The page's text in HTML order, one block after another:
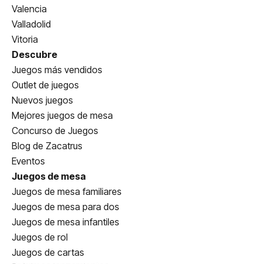
Valencia
Valladolid
Vitoria
Descubre
Juegos más vendidos
Outlet de juegos
Nuevos juegos
Mejores juegos de mesa
Concurso de Juegos
Blog de Zacatrus
Eventos
Juegos de mesa
Juegos de mesa familiares
Juegos de mesa para dos
Juegos de mesa infantiles
Juegos de rol
Juegos de cartas